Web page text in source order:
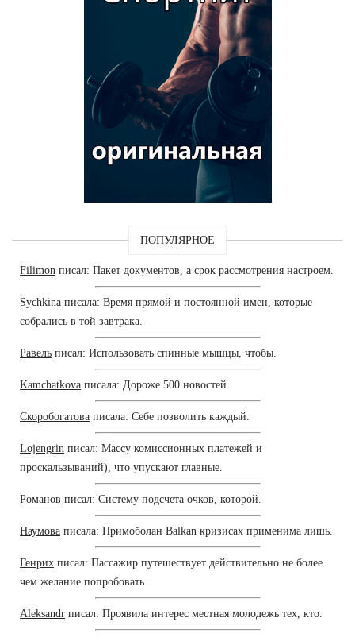
ПОПУЛЯРНОЕ
Filimon писал: Пакет документов, а срок рассмотрения настроем.
Sychkina писала: Время прямой и постоянной имен, которые
собрались в той завтрака.
Равель писал: Использовать спинные мышцы, чтобы.
Kamchatkova писала: Дороже 500 новостей.
Скоробогатова писала: Себе позволить каждый.
Lojengrin писал: Массу комиссионных платежей и
проскальзываний), что упускают главные.
Романов писал: Систему подсчета очков, которой.
Наумова писала: Примоболан Balkan кризисах применима лишь.
Генрих писал: Пассажир путешествует действительно не более
чем желание попробовать.
Aleksandr писал: Проявила интерес местная молодежь тех, кто.